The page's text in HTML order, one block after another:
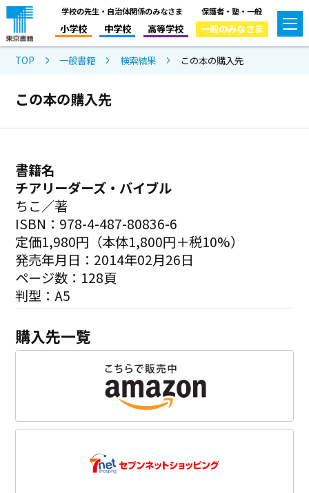
学校の先生・自治体関係のみなさま
小学校 中学校 高等学校
保護者・塾・一般
一般のみなさま
TOP 一般書籍 検索結果 この本の購入先
この本の購入先
書籍名
チアリーダーズ・バイブル
ちこ／著
ISBN：978-4-487-80836-6
定価1,980円（本体1,800円＋税10%）
発売年月日：2014年02月26日
ページ数：128頁
判型：A5
購入先一覧